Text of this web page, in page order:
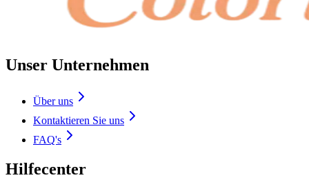
Unser Unternehmen
Über uns
Kontaktieren Sie uns
FAQ's
Hilfecenter